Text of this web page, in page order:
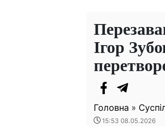
Ігор
Головна »
15:53 08.05.2026